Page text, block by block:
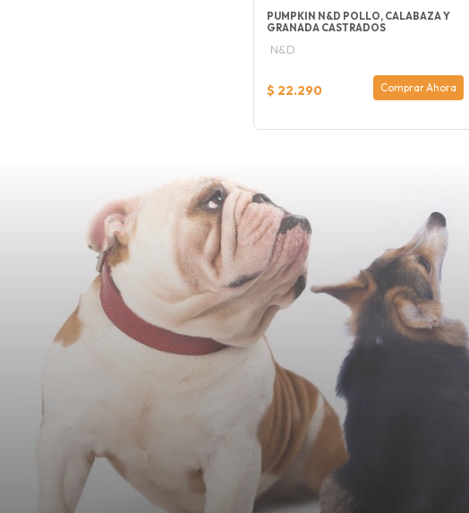
PUMPKIN N&D POLLO, CALABAZA Y
GRANADA CASTRADOS
N&D
$ 22.290 Comprar Ahora